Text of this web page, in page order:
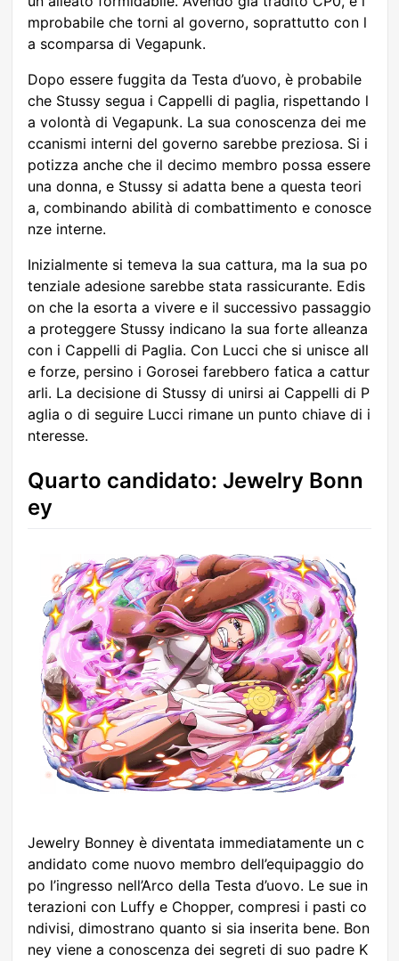
mprobabile che torni al governo, soprattutto con l
a scomparsa di Vegapunk.
Dopo essere fuggita da Testa d’uovo, è probabile
che Stussy segua i Cappelli di paglia, rispettando l
a volontà di Vegapunk. La sua conoscenza dei me
ccanismi interni del governo sarebbe preziosa. Si i
potizza anche che il decimo membro possa essere
una donna, e Stussy si adatta bene a questa teori
a, combinando abilità di combattimento e conosce
nze interne.
Inizialmente si temeva la sua cattura, ma la sua po
tenziale adesione sarebbe stata rassicurante. Edis
on che la esorta a vivere e il successivo passaggio
a proteggere Stussy indicano la sua forte alleanza
con i Cappelli di Paglia. Con Lucci che si unisce all
e forze, persino i Gorosei farebbero fatica a cattur
arli. La decisione di Stussy di unirsi ai Cappelli di P
aglia o di seguire Lucci rimane un punto chiave di i
nteresse.
Quarto candidato: Jewelry Bonn
ey
Jewelry Bonney è diventata immediatamente un c
andidato come nuovo membro dell’equipaggio do
po l’ingresso nell’Arco della Testa d’uovo. Le sue in
terazioni con Luffy e Chopper, compresi i pasti co
ndivisi, dimostrano quanto si sia inserita bene. Bon
ney viene a conoscenza dei segreti di suo padre K